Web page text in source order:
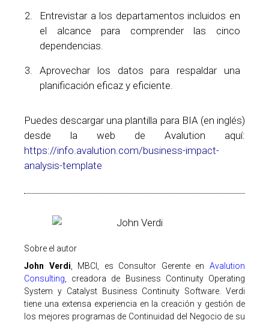
Entrevistar a los departamentos incluidos en
el alcance para comprender las cinco
dependencias.
Aprovechar los datos para respaldar una
planificación eficaz y eficiente.
Puedes descargar una plantilla para BIA (en inglés)
desde la web de Avalution aquí:
https://info.avalution.com/business-impact-
analysis-template
Sobre el autor
John Verdi , MBCI, es Consultor Gerente enAvalution
Consulting , creadora de Business Continuity Operating
System y Catalyst Business Continuity Software. Verdi
tiene una extensa experiencia en la creación y gestión de
los mejores programas de Continuidad del Negocio de su